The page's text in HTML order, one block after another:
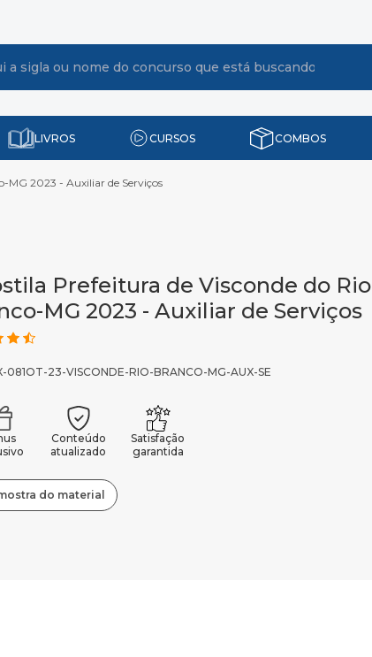
LIVROS CURSOS COMBOS
MG 2023 - Auxiliar de Serviços
Prefeitura de Visconde do Rio
MG 2023 - Auxiliar de Serviços
081OT-23-VISCONDE-RIO-BRANCO-MG-AUX-SE
Conteúdo
atualizado
Satisfação
garantida
do material